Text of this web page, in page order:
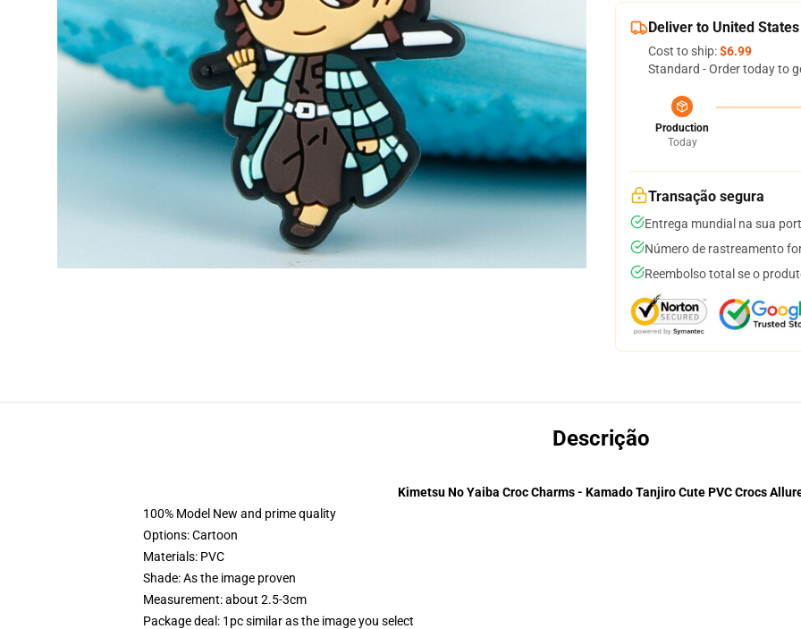
Deliver to United States
Cost to ship:$6.99
Standard - Order today to
Production
Today
Transação segura
Entrega mundial na sua
Número de rastreamento
Reembolso total se o
Descrição
Kimetsu No Yaiba Croc Charms - Kamado Tanjiro Cute PVC Crocs
100% Model New and prime quality
Options: Cartoon
Materials: PVC
Shade: As the image proven
Measurement: about 2.5-3cm
Package deal: 1pc similar as the image you select